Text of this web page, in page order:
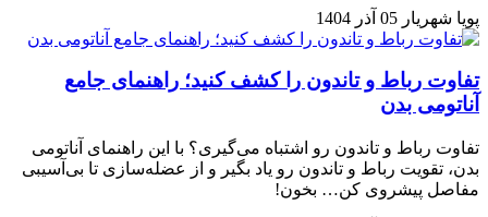
پویا شهریار 05 آذر 1404
تفاوت رباط و تاندون را کشف کنید؛ راهنمای جامع
آناتومی بدن
تفاوت رباط و تاندون رو اشتباه می‌گیری؟ با این راهنمای آناتومی
بدن، تقویت رباط و تاندون رو یاد بگیر و از عضله‌سازی تا بی‌آسیبی
مفاصل پیشروی کن… بخون!